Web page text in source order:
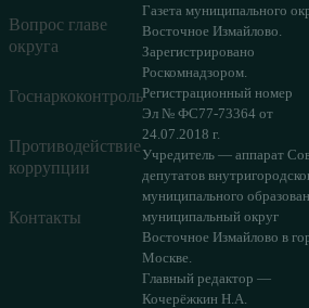
Вопрос главе
округа
Госнаркоконтроль
Противодействие
коррупции
Контакты
Газета муниципального
Восточное Измайлово.
Зарегистрировано
Роскомнадзором.
Регистрационный номер
Эл № ФС77-73364 от
24.07.2018 г.
Учредитель — аппарат
депутатов
муниципального
муниципальный округ
Восточное Измайлово в
Москве.
Главный редактор —
Кочерёжкин Н.А.